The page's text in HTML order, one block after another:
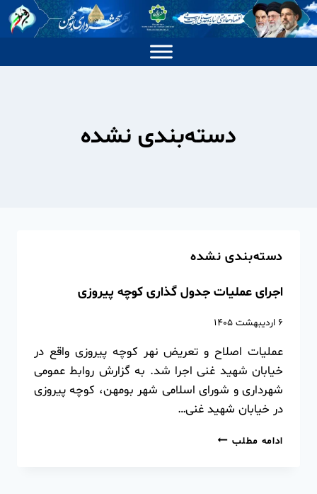
دسته‌بندی نشده
دسته‌بندی نشده
اجرای عملیات جدول گذاری کوچه پیروزی
۶ اردیبهشت ۱۴۰۵
عملیات اصلاح و تعریض نهر کوچه پیروزی واقع در
خیابان شهید غنی اجرا شد. ️به گزارش روابط عمومی
شهرداری و شورای اسلامی شهر بومهن، کوچه پیروزی
در خیابان شهید غنی…
ادامه مطلب